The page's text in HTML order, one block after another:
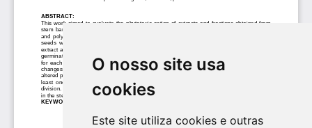
O nosso site usa
cookies
Este site utiliza cookies e outras